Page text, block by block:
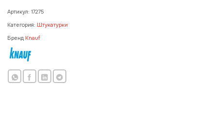
Артикул: 17275
Категория: Штукатурки
Бренд Knauf